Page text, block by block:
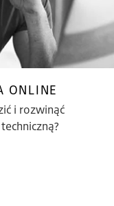
ONLINE
i rozwinąć